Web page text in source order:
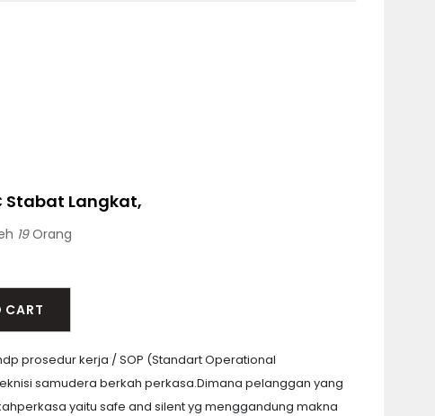
Stabat Langkat,
19Orang
CART
prosedur kerja / SOP (Standart Operational
samudera berkah perkasa.Dimana pelanggan yang
yaitu safe and silent yg menggandung makna